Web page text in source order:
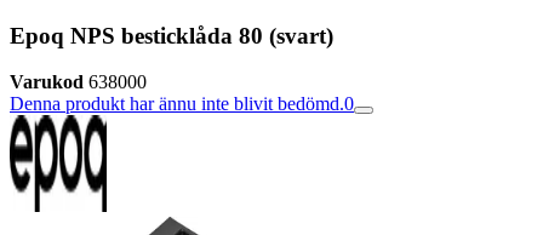
Epoq NPS besticklåda 80 (svart)
Varukod 638000
Denna produkt har ännu inte blivit bedömd.0